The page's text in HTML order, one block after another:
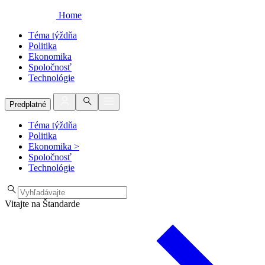
Home
Téma týždňa
Politika
Ekonomika
Spoločnosť
Technológie
Predplatné
Téma týždňa
Politika
Ekonomika >
Spoločnosť
Technológie
Vitajte na Štandarde